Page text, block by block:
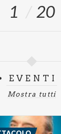
1 20
EVENTI
Mostra tutti